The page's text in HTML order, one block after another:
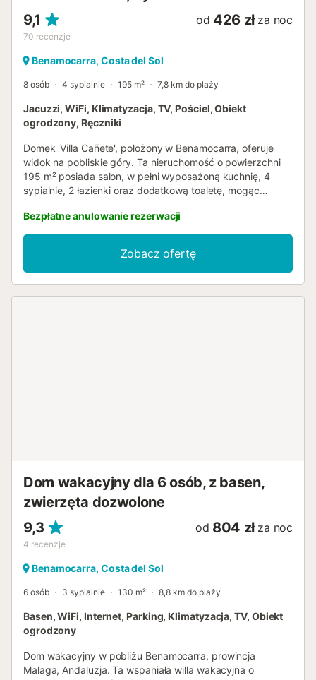
9,1
70 recenzje
od 426 zł za noc
Benamocarra, Costa del Sol
8 osób 4 sypialnie 195 m² 7,8 km do plaży
Jacuzzi, WiFi, Klimatyzacja, TV, Pościel, Obiekt
ogrodzony, Ręczniki
Domek 'Villa Cañete', położony w Benamocarra, oferuje
widok na pobliskie góry. Ta nieruchomość o powierzchni
195 m² posiada salon, w pełni wyposażoną kuchnię, 4
sypialnie, 2 łazienki oraz dodatkową toaletę, mogąc
szybkie Wi-Fi, pralkę i telewizję kablową. Na życzenie
dostępne jest łóżeczko turystyczne. Sypialnia 1
wyposażona jest w 2 łóżka pojedyncze. Sypialnia 2
posiada 1 łóżko podwójne. Sypialnia 3 posiada 1 łóżko
podwójne. Sypialnia 4 posiada 1 łóżko podwójne.
stopni wewnętrznych. Właściciel jest elastyczny co do
godziny zameldowania. Ręczniki i pościel są wliczone w
Bezpłatne anulowanie rezerwacji
Zobacz ofertę
Dom wakacyjny dla 6 osób, z basen,
zwierzęta dozwolone
9,3
4 recenzje
od 804 zł za noc
Benamocarra, Costa del Sol
6 osób 3 sypialnie 130 m² 8,8 km do plaży
Basen, WiFi, Internet, Parking, Klimatyzacja, TV, Obiekt
ogrodzony
Dom wakacyjny w pobliżu Benamocarra, prowincja
Malaga, Andaluzja. Ta wspaniała willa wakacyjna o